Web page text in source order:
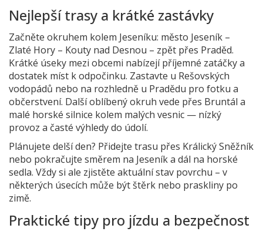
Nejlepší trasy a krátké zastávky
Začněte okruhem kolem Jeseníku: město Jeseník –
Zlaté Hory – Kouty nad Desnou – zpět přes Praděd.
Krátké úseky mezi obcemi nabízejí příjemné zatáčky a
dostatek míst k odpočinku. Zastavte u Rešovských
vodopádů nebo na rozhledně u Pradědu pro fotku a
občerstvení. Další oblíbený okruh vede přes Bruntál a
malé horské silnice kolem malých vesnic — nízký
provoz a časté výhledy do údolí.
Plánujete delší den? Přidejte trasu přes Králický Sněžník
nebo pokračujte směrem na Jeseník a dál na horské
sedla. Vždy si ale zjistěte aktuální stav povrchu – v
některých úsecích může být štěrk nebo praskliny po
zimě.
Praktické tipy pro jízdu a bezpečnost